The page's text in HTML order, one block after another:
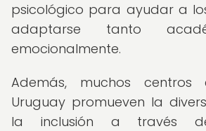
psicológico para ayudar a
adaptarse tanto
emocionalmente.
Además, muchos centros
Uruguay promueven la
la inclusión a través